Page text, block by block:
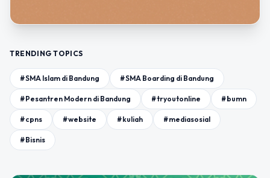
TRENDING TOPICS
#SMA Islam di Bandung #SMA Boarding di Bandung
#Pesantren Modern di Bandung #tryoutonline #bumn
#cpns #website #kuliah #mediasosial
#Bisnis